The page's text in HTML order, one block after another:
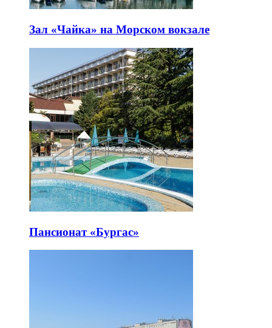
Зал «Чайка» на Морском вокзале
Пансионат «Бургас»